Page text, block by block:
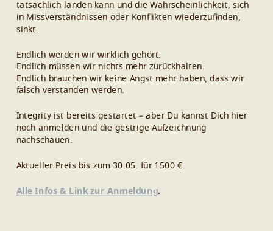
tatsächlich landen kann und die Wahrscheinlichkeit, sich
in Missverständnissen oder Konflikten wiederzufinden,
sinkt.
Endlich werden wir wirklich gehört.
Endlich müssen wir nichts mehr zurückhalten.
Endlich brauchen wir keine Angst mehr haben, dass wir
falsch verstanden werden.
Integrity ist bereits gestartet – aber Du kannst Dich hier
noch anmelden und die gestrige Aufzeichnung
nachschauen.
Aktueller Preis bis zum 30.05. für 1500 €.
Alle Infos & Link zur Anmeldung.